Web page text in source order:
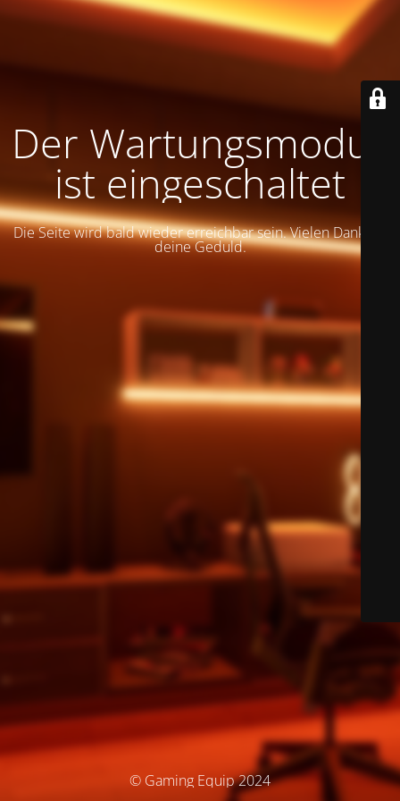
Der Wartungsmodus
ist eingeschaltet
Die Seite wird bald wieder erreichbar sein. Vielen Dank für
deine Geduld.
© Gaming Equip 2024